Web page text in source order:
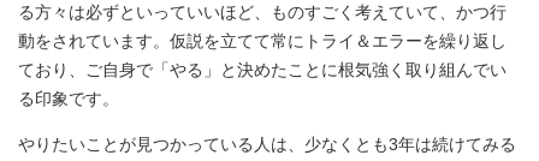
る方々は必ずといっていいほど、ものすごく考えていて、かつ行
動をされています。仮説を立てて常にトライ＆エラーを繰り返し
ており、ご自身で「やる」と決めたことに根気強く取り組んでい
る印象です。
やりたいことが見つかっている人は、少なくとも3年は続けてみる